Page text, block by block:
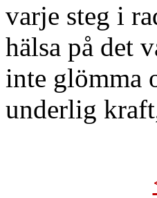
varje steg i
hälsa på det
inte glömma
underlig